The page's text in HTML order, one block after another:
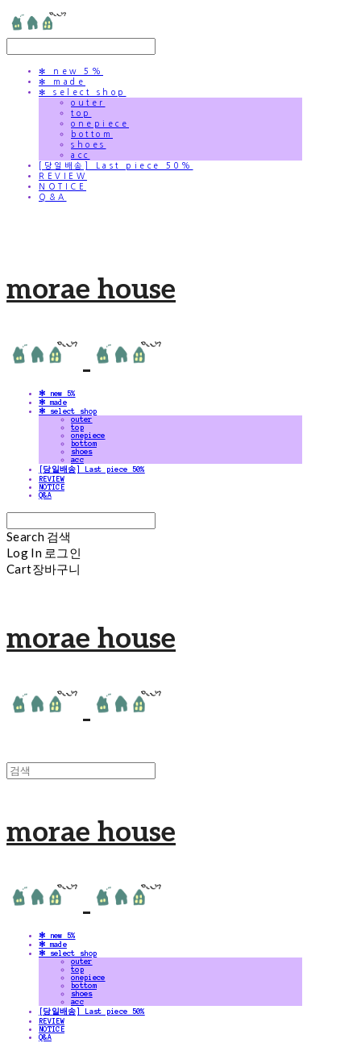
✻ new 5%
✻ made
✻ select shop
outer
top
onepiece
bottom
shoes
acc
[당일배송] Last piece 50%
REVIEW
NOTICE
Q&A
morae house
✻ new 5%
✻ made
✻ select shop
outer
top
onepiece
bottom
shoes
acc
[당일배송] Last piece 50%
REVIEW
NOTICE
Q&A
Search 검색
Log In 로그인
Cart장바구니
morae house
morae house
✻ new 5%
✻ made
✻ select shop
outer
top
onepiece
bottom
shoes
acc
[당일배송] Last piece 50%
REVIEW
NOTICE
Q&A